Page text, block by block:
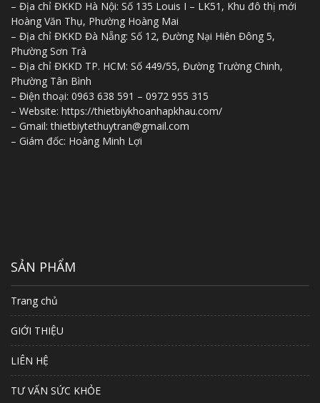
– Địa chỉ ĐKKD Hà Nội: Số 135 Louis I – LK51, Khu đô thị mới
Hoàng Văn Thụ, Phường Hoàng Mai
– Địa chỉ ĐKKD Đà Nẵng: Số 12, Đường Nại Hiên Đông 5,
Phường Sơn Trà
– Địa chỉ ĐKKD TP. HCM: Số 449/55, Đường Trường Chinh,
Phường Tân Bình
– Điện thoại: 0963 638 591 – 0972 955 315
– Website: https://thietbiykhoanhapkhau.com/
– Gmail: thietbiytethuytran@gmail.com
– Giám đốc: Hoàng Minh Lợi
SẢN PHẨM
Trang chủ
GIỚI THIỆU
LIÊN HỆ
TƯ VẤN SỨC KHỎE